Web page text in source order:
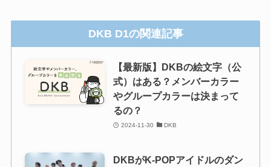
DKB D1の関連記事
【最新版】DKBの絵文字（公
式）はある？メンバーカラー
やグループカラーは決まって
るの？
2024-11-30 DKB
DKBがK-POPアイドルのダン